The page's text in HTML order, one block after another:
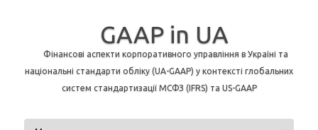
GAAP in UA
Фінансові аспекти корпоративного управління в Україні та
національні стандарти обліку (UA-GAAP) у контексті глобальних
систем стандартизації МСФЗ (IFRS) та US-GAAP
Перейти до контенту